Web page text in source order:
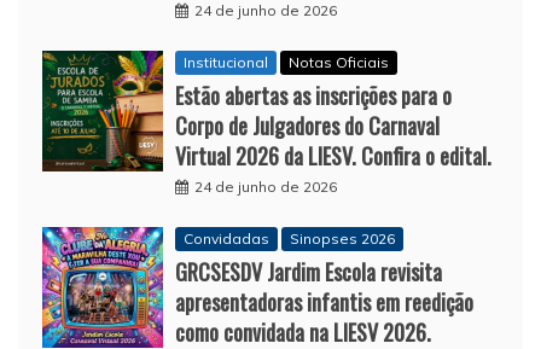
24 de junho de 2026
Institucional Notas Oficiais
Estão abertas as inscrições para o
Corpo de Julgadores do Carnaval
Virtual 2026 da LIESV. Confira o edital.
24 de junho de 2026
Convidadas Sinopses 2026
GRCSESDV Jardim Escola revisita
apresentadoras infantis em reedição
como convidada na LIESV 2026.